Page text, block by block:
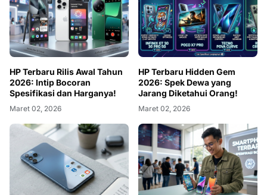
HP Terbaru Rilis Awal Tahun
2026: Intip Bocoran
Spesifikasi dan Harganya!
Maret 02, 2026
HP Terbaru Hidden Gem
2026: Spek Dewa yang
Jarang Diketahui Orang!
Maret 02, 2026